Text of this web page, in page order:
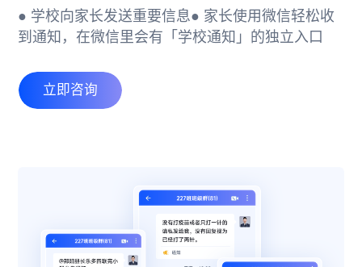
● 学校向家长发送重要信息● 家长使用微信轻松收
到通知，在微信里会有「学校通知」的独立入口
立即咨询